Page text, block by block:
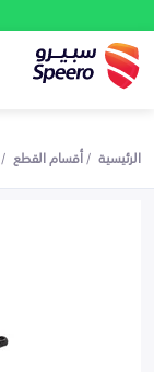
الرئيسية أقسام القطع